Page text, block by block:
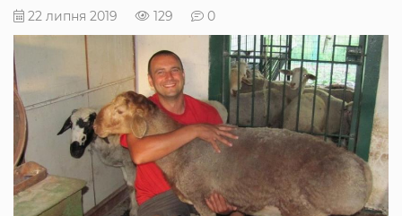
22 липня 2019 129 0